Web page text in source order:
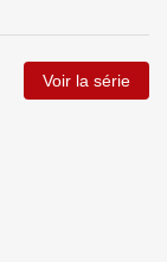
Voir la série